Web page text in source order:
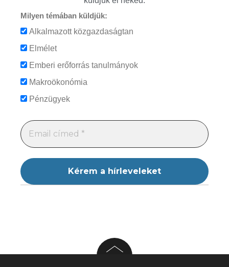
Milyen témában küldjük:
Alkalmazott közgazdaságtan
Elmélet
Emberi erőforrás tanulmányok
Makroökonómia
Pénzügyek